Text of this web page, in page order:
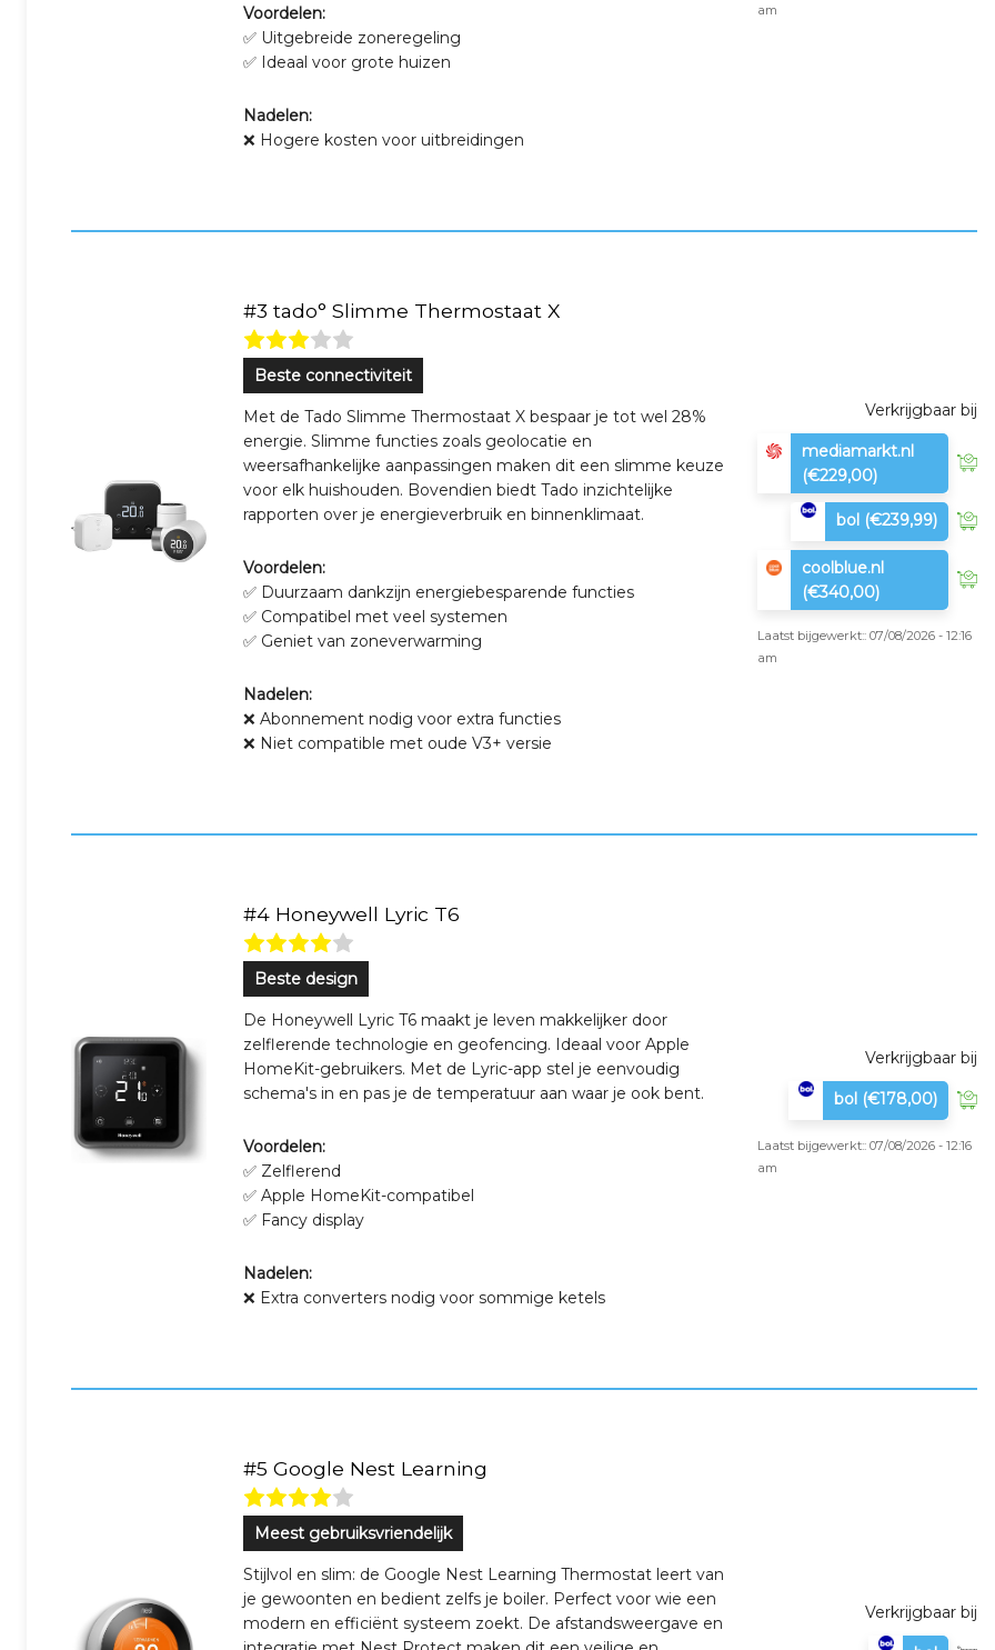
Voordelen:
✅ Uitgebreide zoneregeling
✅ Ideaal voor grote huizen
Nadelen:
❌ Hogere kosten voor uitbreidingen
am
#3 tado° Slimme Thermostaat X
Beste connectiviteit
Met de Tado Slimme Thermostaat X bespaar je tot wel 28%
energie. Slimme functies zoals geolocatie en
weersafhankelijke aanpassingen maken dit een slimme keuze
voor elk huishouden. Bovendien biedt Tado inzichtelijke
rapporten over je energieverbruik en binnenklimaat.
Voordelen:
✅ Duurzaam dankzijn energiebesparende functies
✅ Compatibel met veel systemen
✅ Geniet van zoneverwarming
Nadelen:
❌ Abonnement nodig voor extra functies
❌ Niet compatible met oude V3+ versie
Verkrijgbaar bij
mediamarkt.nl
(€229,00)
bol (€239,99)
coolblue.nl
(€340,00)
Laatst bijgewerkt:: 07/08/2026 - 12:16
am
#4 Honeywell Lyric T6
Beste design
De Honeywell Lyric T6 maakt je leven makkelijker door
zelflerende technologie en geofencing. Ideaal voor Apple
HomeKit-gebruikers. Met de Lyric-app stel je eenvoudig
schema's in en pas je de temperatuur aan waar je ook bent.
Voordelen:
✅ Zelflerend
✅ Apple HomeKit-compatibel
✅ Fancy display
Nadelen:
❌ Extra converters nodig voor sommige ketels
Verkrijgbaar bij
bol (€178,00)
Laatst bijgewerkt:: 07/08/2026 - 12:16
am
#5 Google Nest Learning
Meest gebruiksvriendelijk
Stijlvol en slim: de Google Nest Learning Thermostat leert van
je gewoonten en bedient zelfs je boiler. Perfect voor wie een
modern en efficiënt systeem zoekt. De afstandsweergave en
Verkrijgbaar bij